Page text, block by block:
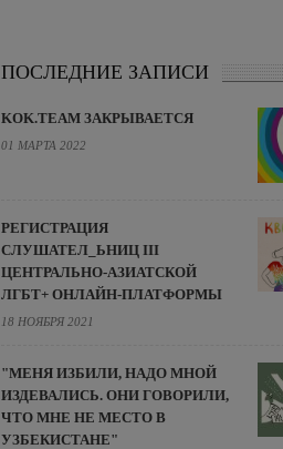
ПОСЛЕДНИЕ ЗАПИСИ
KOK.TEAM ЗАКРЫВАЕТСЯ
01 МАРТА 2022
РЕГИСТРАЦИЯ
СЛУШАТЕЛ_ЬНИЦ III
ЦЕНТРАЛЬНО-АЗИАТСКОЙ
ЛГБТ+ ОНЛАЙН-ПЛАТФОРМЫ
18 НОЯБРЯ 2021
"МЕНЯ ИЗБИЛИ, НАДО МНОЙ
ИЗДЕВАЛИСЬ. ОНИ ГОВОРИЛИ,
ЧТО МНЕ НЕ МЕСТО В
УЗБЕКИСТАНЕ"